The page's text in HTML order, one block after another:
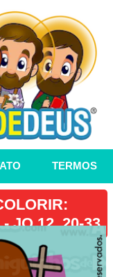
TERMOS
JO 12, 20-33